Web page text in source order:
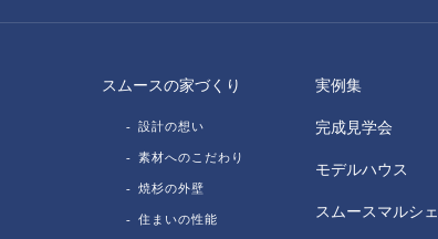
スムースの家づくり
設計の想い
素材へのこだわり
焼杉の外壁
住まいの性能
実例集
完成見学会
モデルハウス
スムースマルシェ